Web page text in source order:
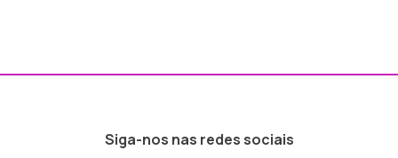
Siga-nos nas redes sociais